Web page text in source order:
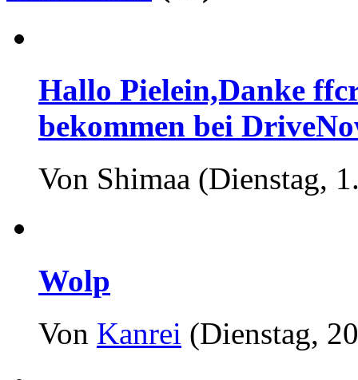
Hallo Pielein,Danke
bekommen bei
Von Shimaa (Dienstag,
Wolp
Von Kanrei (Dienstag,